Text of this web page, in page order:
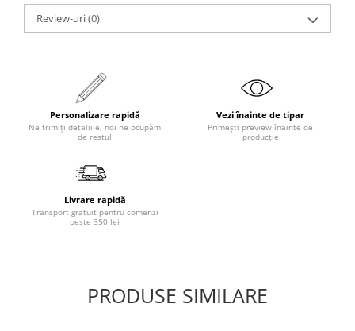
Review-uri(0)
Personalizare rapidă
Ne trimiți detaliile, noi ne ocupăm
de restul
Vezi înainte de tipar
Primești preview înainte de
producție
Livrare rapidă
Transport gratuit pentru comenzi
peste 350 lei
PRODUSE SIMILARE